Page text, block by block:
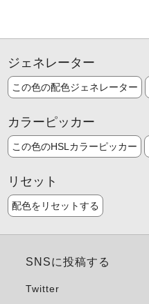
ジェネレーター
この色の配色ジェネレーター
カラーピッカー
この色のHSLカラーピッカー
リセット
配色をリセットする
SNSに投稿する
Twitter